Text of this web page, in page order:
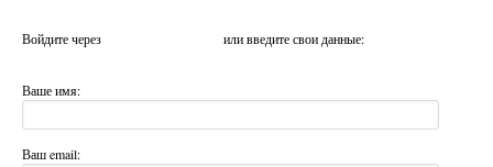
Войдите через или введите свои данные:
Ваше имя:
Ваш email: